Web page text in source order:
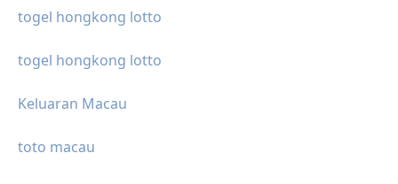
togel hongkong lotto
togel hongkong lotto
Keluaran Macau
toto macau